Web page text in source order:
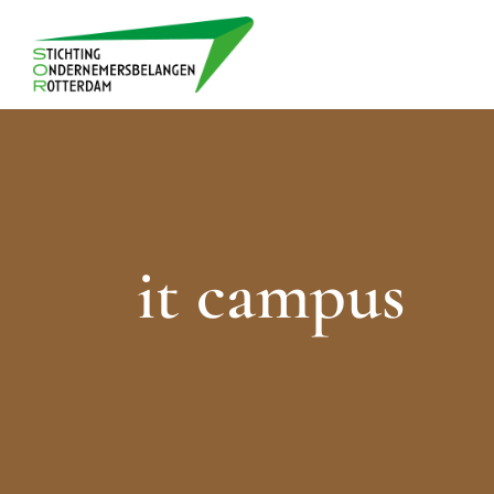
naar
inhoud
it campus